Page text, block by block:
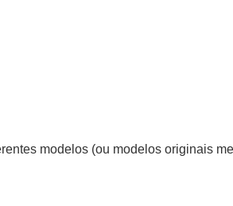
modelos (ou modelos originais